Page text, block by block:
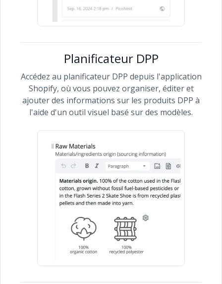
Planificateur DPP
Accédez au planificateur DPP depuis l'application
Shopify, où vous pouvez organiser, éditer et
ajouter des informations sur les produits DPP à
l'aide d'un outil visuel basé sur des modèles.